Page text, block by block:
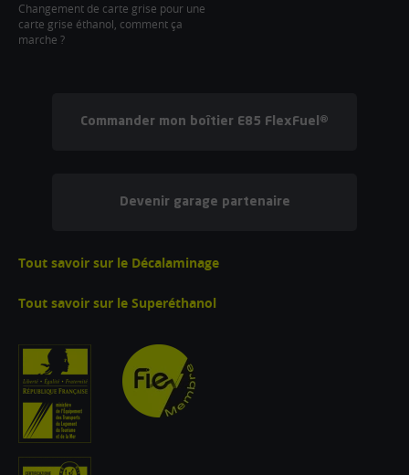
Changement de carte grise pour une
carte grise éthanol, comment ça
marche ?
Commander mon boîtier E85 FlexFuel®
Devenir garage partenaire
Tout savoir sur le Décalaminage
Tout savoir sur le Superéthanol